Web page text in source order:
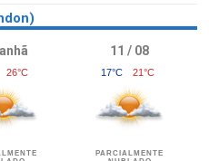
26°C
11 / 08
17°C 21°C
PARCIALMENTE